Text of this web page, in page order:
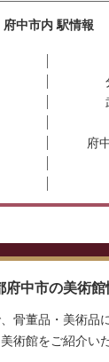
府中市内 駅情報
府
府中市の美術館
骨董品・美術品
術館をご紹介い